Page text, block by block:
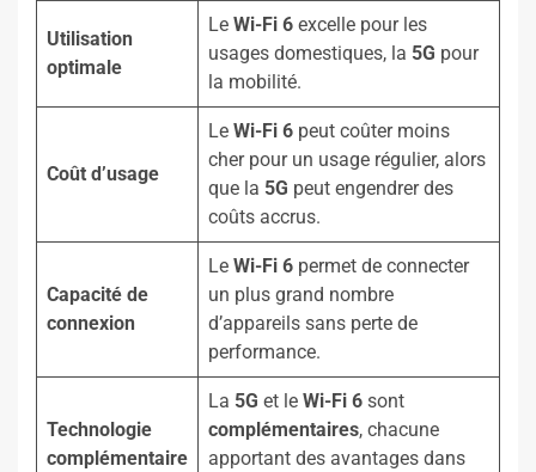
Utilisation
optimale
Le Wi-Fi 6 excelle pour les
usages domestiques, la 5G pour
la mobilité.
Coût d’usage
Le Wi-Fi 6 peut coûter moins
cher pour un usage régulier, alors
que la 5G peut engendrer des
coûts accrus.
Capacité de
connexion
Le Wi-Fi 6 permet de connecter
un plus grand nombre
d’appareils sans perte de
performance.
Technologie
complémentaire
La 5G et le Wi-Fi 6 sont
complémentaires, chacune
apportant des avantages dans